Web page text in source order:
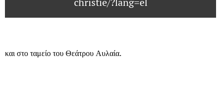
και στο ταμείο του Θεάτρου Αυλαία.